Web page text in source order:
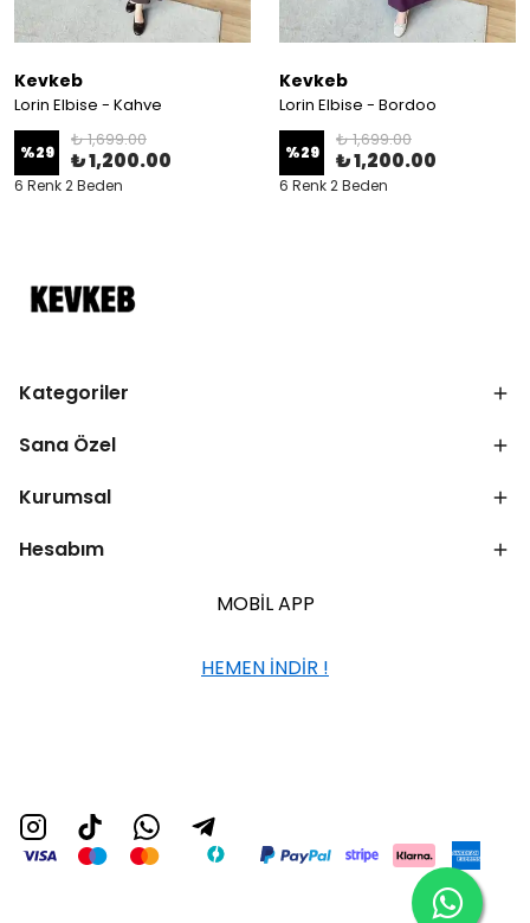
Kevkeb
Lorin Elbise - Kahve
%29
₺ 1,699.00
₺ 1,200.00
6 Renk 2 Beden
Kevkeb
Lorin Elbise - Bordoo
%29
₺ 1,699.00
₺ 1,200.00
6 Renk 2 Beden
Kategoriler
Sana Özel
Kurumsal
Hesabım
MOBİL APP
HEMEN İNDİR !